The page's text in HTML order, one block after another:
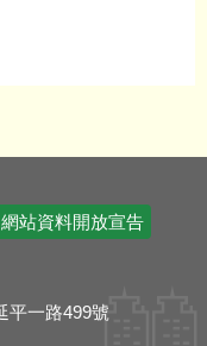
網站資料開放宣告
平一路499號